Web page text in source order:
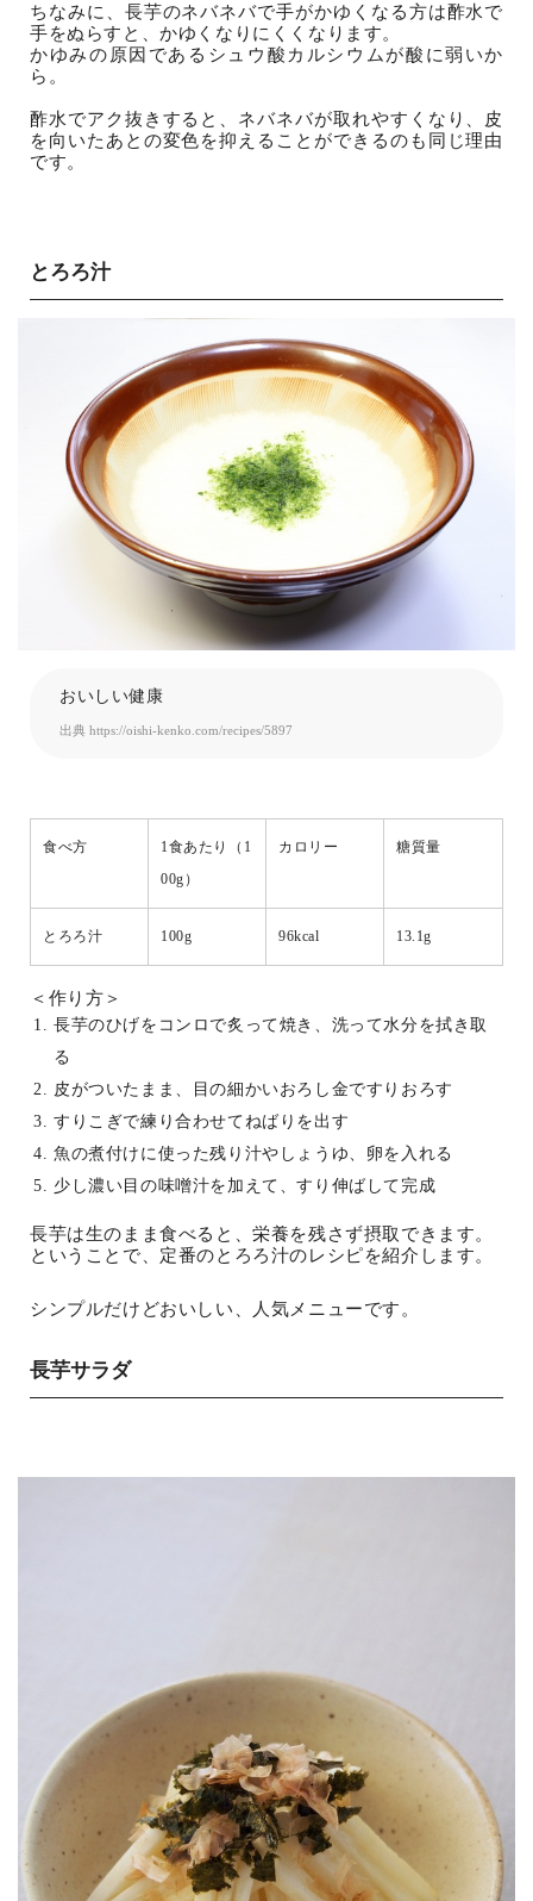
ちなみに、長芋のネバネバで手がかゆくなる方は酢水で
手をぬらすと、かゆくなりにくくなります。
かゆみの原因であるシュウ酸カルシウムが酸に弱いか
ら。
酢水でアク抜きすると、ネバネバが取れやすくなり、皮
を向いたあとの変色を抑えることができるのも同じ理由
です。
とろろ汁
おいしい健康
出典 https://oishi-kenko.com/recipes/5897
食べ方
1食あたり（1
00g）
カロリー 糖質量
とろろ汁 100g 96kcal 13.1g
＜作り方＞
長芋のひげをコンロで炙って焼き、洗って水分を拭き取
る
皮がついたまま、目の細かいおろし金ですりおろす
すりこぎで練り合わせてねばりを出す
魚の煮付けに使った残り汁やしょうゆ、卵を入れる
少し濃い目の味噌汁を加えて、すり伸ばして完成
長芋は生のまま食べると、栄養を残さず摂取できます。
ということで、定番のとろろ汁のレシピを紹介します。
シンプルだけどおいしい、人気メニューです。
長芋サラダ